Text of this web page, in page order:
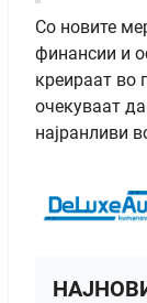
Со новите
финансии и
креираат во
очекуваат
најранливи